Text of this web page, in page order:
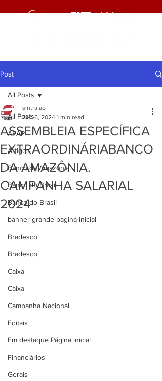
Post
All Posts
AFAP
Artigos
Banco da Amazônia
Banco do Brasil
Banco do Brasil
banner grande pagina inicial
Bradesco
Bradesco
Caixa
Caixa
Campanha Nacional
Editais
Em destaque Página inicial
Financiários
Gerais
All Posts
ASSEMBLEIA ESPECÍFICA
EXTRAORDINÁRIABANCO
DA AMAZÔNIA.
CAMPANHA SALARIAL
2024
sintrafap
Sep 6, 2024 1 min read